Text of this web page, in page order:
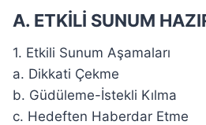
A. ETKİLİ SUNUM
1. Etkili Sunum Aşamaları
a. Dikkati Çekme
b. Güdüleme-İstekli Kılma
c. Hedeften Haberdar Etme